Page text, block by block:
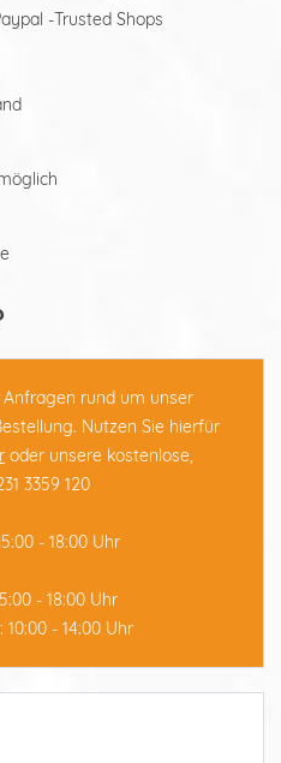
-Trusted Shops
rund um unser
Nutzen Sie hierfür
oder unsere kostenlose,
3359 120
- 18:00 Uhr
- 18:00 Uhr
- 14:00 Uhr